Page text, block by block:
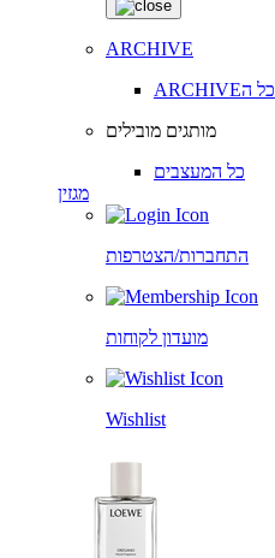
ARCHIVE
ARCHIVEכל ה
מותגים מובילים
כל המעצבים
מגזין
התחברות/הצטרפות
מועדון לקוחות
Wishlist